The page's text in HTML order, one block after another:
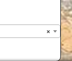
×